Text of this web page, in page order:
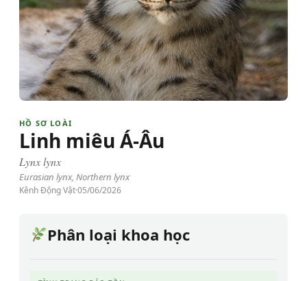
HỒ SƠ LOÀI
Linh miêu Á-Âu
Lynx lynx
Eurasian lynx, Northern lynx
Kênh Động Vật·05/06/2026
Phân loại khoa học